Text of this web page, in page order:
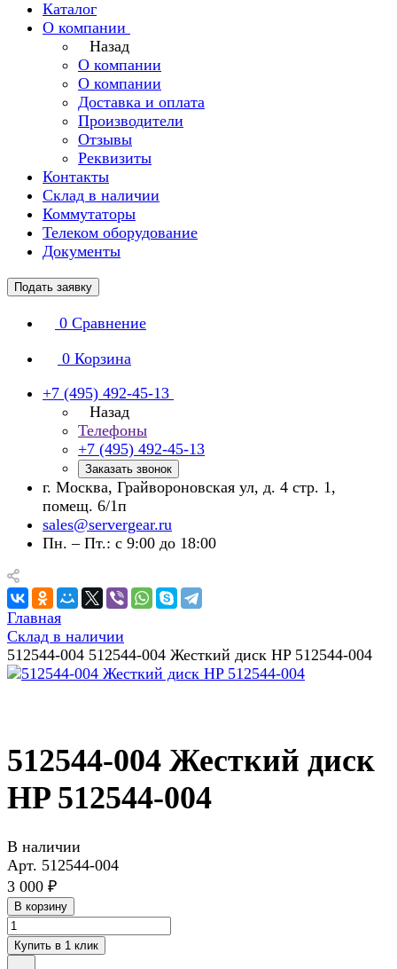
Каталог
О компании
Назад
О компании
О компании
Доставка и оплата
Производители
Отзывы
Реквизиты
Контакты
Склад в наличии
Коммутаторы
Телеком оборудование
Документы
Подать заявку
0 Сравнение
0 Корзина
+7 (495) 492-45-13
Назад
Телефоны
+7 (495) 492-45-13
Заказать звонок
г. Москва, Грайвороновская ул, д. 4 стр. 1,
помещ. 6/1п
sales@servergear.ru
Пн. – Пт.: с 9:00 до 18:00
Главная
Склад в наличии
512544-004 512544-004 Жесткий диск HP 512544-004
512544-004 Жесткий диск
HP 512544-004
В наличии
Арт. 512544-004
3 000 ₽
В корзину
Купить в 1 клик